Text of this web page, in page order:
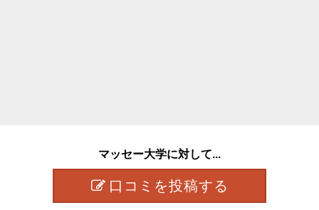
マッセー大学に対して...
口コミを投稿する